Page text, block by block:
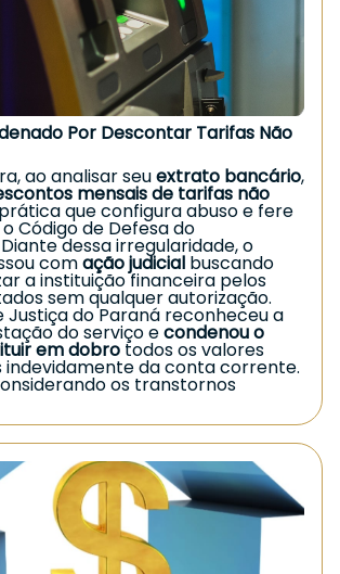
acidente de qualquer natureza
de trabalho, domésticos, de
evento que gere lesão.
redução permanente da
trabalho
ser definitiva e impactar o
atividade habitual, ainda que de
de segurado do INSS na
a qualidade de segurado
evento que causou a lesão.
corresponde a50% do salário
serviu de referência para o
temporária (o antigo
émensal;
pode continuar trabalhando
;
émantido até a concessão da
importante
o trabalhador recupere
suas funções,se permanecer
que reduza a capacidade
ter direito ao auxílio-acidente.
o benefício é negado
sendo necessário buscar
Por Descontar Tarifas Não
ao analisar seuextrato bancário,
mensais de tarifas não
que configura abuso e fere
Código de Defesa do
dessa irregularidade, o
comação judicial buscando
a instituição financeira pelos
sem qualquer autorização.
Justiça do Paraná reconheceu a
do serviço econdenou o
em dobro todos os valores
indevidamente da conta corrente.
os transtornos
e abalo emocional — determinou
de indenização por
61.2019.8.16.0030
bancárias não
geram direito à